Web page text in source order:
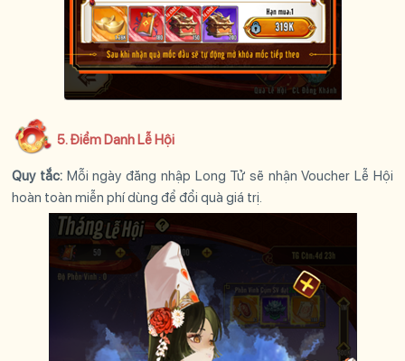
5. Điểm Danh Lễ Hội
Quy tắc: Mỗi ngày đăng nhập Long Tử sẽ nhận Voucher Lễ Hội
hoàn toàn miễn phí dùng để đổi quà giá trị.